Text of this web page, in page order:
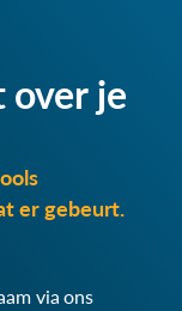
over je
er gebeurt.
via ons